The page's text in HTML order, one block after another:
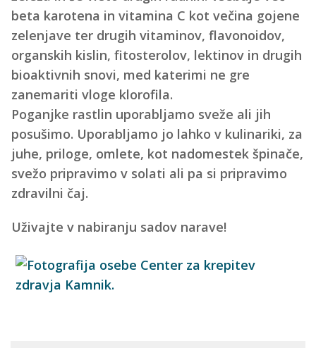
beta karotena in vitamina C kot večina gojene
zelenjave ter drugih vitaminov, flavonoidov,
organskih kislin, fitosterolov, lektinov in drugih
bioaktivnih snovi, med katerimi ne gre
zanemariti vloge klorofila.
Poganjke rastlin uporabljamo sveže ali jih
posušimo. Uporabljamo jo lahko v kulinariki, za
juhe, priloge, omlete, kot nadomestek špinače,
svežo pripravimo v solati ali pa si pripravimo
zdravilni čaj.
Uživajte v nabiranju sadov narave!